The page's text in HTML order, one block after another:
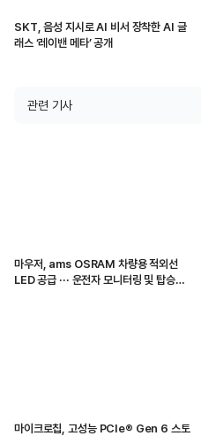
SKT, 음성 지시로 AI 비서 장착한 AI 글
래스 ‘레이밴 메타’ 공개
관련 기사
마우저, ams OSRAM 차량용 적외선
LED 공급 ··· 운전자 모니터링 및 탑승자
마이크로칩, 고성능 PCIe® Gen 6 스토